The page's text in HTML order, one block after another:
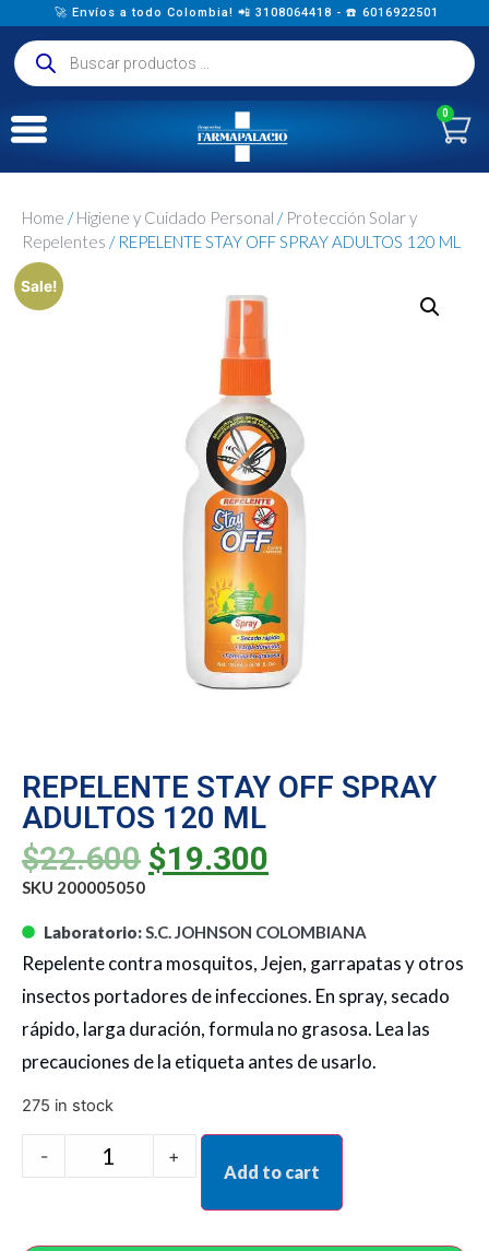
🚀 Envíos a todo Colombia! 📲 3108064418 - ☎️ 6016922501
0
Home /Higiene y Cuidado Personal / Protección Solar y
Repelentes / REPELENTE STAY OFF SPRAY ADULTOS 120 ML
Sale!
REPELENTE STAY OFF SPRAY
ADULTOS 120 ML
$22.600 $19.300
SKU 200005050
Laboratorio:S.C. JOHNSON COLOMBIANA
Repelente contra mosquitos, Jejen, garrapatas y otros
insectos portadores de infecciones. En spray, secado
rápido, larga duración, formula no grasosa. Lea las
precauciones de la etiqueta antes de usarlo.
275 in stock
- +
Add to cart